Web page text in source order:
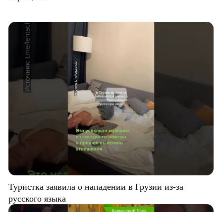
Туристка заявила о нападении в Грузии из-за
русского языка